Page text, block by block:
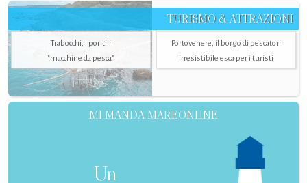
TURISMO & ATTRAZIONI
Trabocchi, i pontili
"macchine da pesca"
Portovenere, il borgo di pescatori
irresistibile esca per i turisti
MI MANDA MAREONLINE
Un